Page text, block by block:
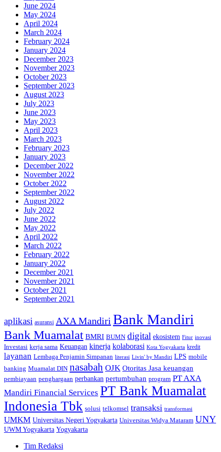
June 2024
May 2024
April 2024
March 2024
February 2024
January 2024
December 2023
November 2023
October 2023
September 2023
August 2023
July 2023
June 2023
May 2023
April 2023
March 2023
February 2023
January 2023
December 2022
November 2022
October 2022
September 2022
August 2022
July 2022
June 2022
May 2022
April 2022
March 2022
February 2022
January 2022
December 2021
November 2021
October 2021
September 2021
aplikasi asuransi AXA Mandiri Bank Mandiri
Bank Muamalat BMRI BUMN digital ekosistem Fitur inovasi
Investasi kerja sama Keuangan kinerja kolaborasi Kota Yogyakarta kredit
layanan Lembaga Penjamin Simpanan literasi Livin' by Mandiri LPS mobile
banking Muamalat DIN nasabah OJK Otoritas Jasa keuangan
pembiayaan penghargaan perbankan pertumbuhan program PT AXA
Mandiri Financial Services PT Bank Muamalat
Indonesia Tbk solusi telkomsel transaksi transformasi
UMKM Universitas Negeri Yogyakarta Universitas Widya Mataram UNY
UWM Yogyakarta Yogyakarta
Tim Redaksi